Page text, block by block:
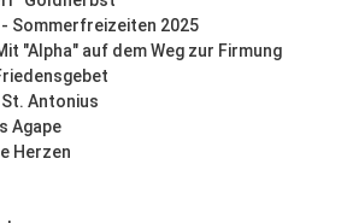
- Sommerfreizeiten 2025
"Alpha" auf dem Weg zur Firmung
Antonius
Agape
Herzen